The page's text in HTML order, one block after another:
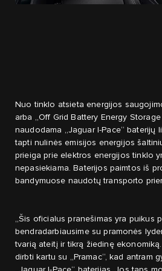
Nuo tinklo atsieta energijos
arba „Off Grid Battery Energy Storage
naudodama „Jaguar I-Pace“ baterijų
tapti nulinės emisijos energijos
prieiga prie elektros energijos tinklo
nepasiekiama. Baterijos paimtos iš
bandymuose naudotų transporto
„Šis oficialus pranešimas yra puikus
bendradarbiausime su pramonės
tvarią ateitį ir tikrą žiedinę
dirbti kartu su „Pramac“, kad antram